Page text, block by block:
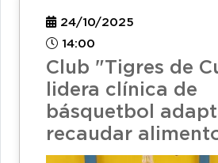
24/10/2025
14:00
Club "Tigres de
lidera clínica de
básquetbol
recaudar